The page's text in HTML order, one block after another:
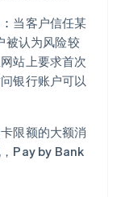
当客户信任某
被认为风险较
站上要求首次
银行账户可以
限额的大额消
Pay by Bank